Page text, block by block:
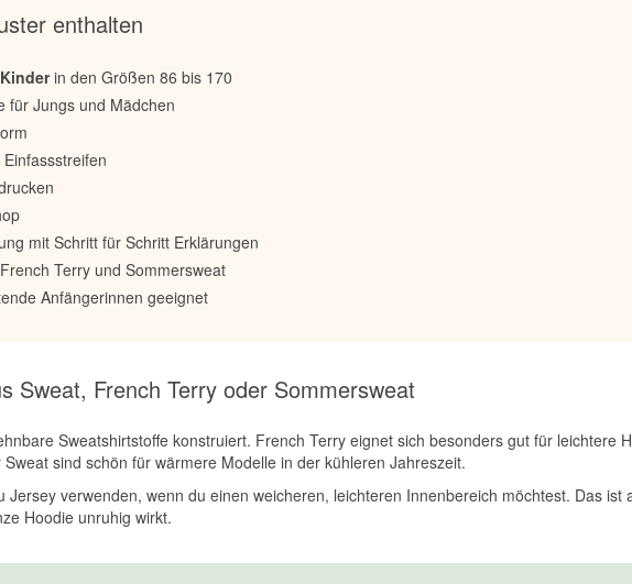
enthalten
in den Größen 86 bis 170
für Jungs und Mädchen
mit Schritt für Schritt Erklärungen
Terry und Sommersweat
Anfängerinnen geeignet
Sweat, French Terry oder Sommersweat
Sweatshirtstoffe konstruiert. French Terry eignet sich besonders gut für leichtere
sind schön für wärmere Modelle in der kühleren Jahreszeit.
Jersey verwenden, wenn du einen weicheren, leichteren Innenbereich möchtest. Das
Hoodie unruhig wirkt.